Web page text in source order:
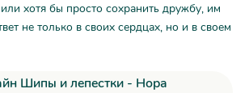
хотя бы просто сохранить дружбу, им
не только в своих сердцах, но и в своем
Шипы и лепестки - Нора